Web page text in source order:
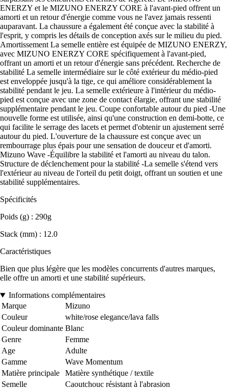
ENERZY et le MIZUNO ENERZY CORE à l'avant-pied offrent un
amorti et un retour d'énergie comme vous ne l'avez jamais ressenti
auparavant. La chaussure a également été conçue avec la stabilité à
l'esprit, y compris les détails de conception axés sur le milieu du pied.
Amortissement La semelle entière est équipée de MIZUNO ENERZY,
avec MIZUNO ENERZY CORE spécifiquement à l'avant-pied,
offrant un amorti et un retour d'énergie sans précédent. Recherche de
stabilité La semelle intermédiaire sur le côté extérieur du médio-pied
est enveloppée jusqu'à la tige, ce qui améliore considérablement la
stabilité pendant le jeu. La semelle extérieure à l'intérieur du médio-
pied est conçue avec une zone de contact élargie, offrant une stabilité
supplémentaire pendant le jeu. Coupe confortable autour du pied -Une
nouvelle forme est utilisée, ainsi qu'une construction en demi-botte, ce
qui facilite le serrage des lacets et permet d'obtenir un ajustement serré
autour du pied. L'ouverture de la chaussure est conçue avec un
rembourrage plus épais pour une sensation de douceur et d'amorti.
Mizuno Wave -Équilibre la stabilité et l'amorti au niveau du talon.
Structure de déclenchement pour la stabilité -La semelle s'étend vers
l'extérieur au niveau de l'orteil du petit doigt, offrant un soutien et une
stabilité supplémentaires.
Spécificités
Poids (g) : 290g
Stack (mm) : 12.0
Caractéristiques
Bien que plus légère que les modèles concurrents d'autres marques,
elle offre un amorti et une stabilité supérieurs.
Informations complémentaires
Marque
Mizuno
Couleur
white/rose elegance/lava falls
Couleur dominante Blanc
Genre
Femme
Age
Adulte
Gamme
Wave Momentum
Matière principale
Matière synthétique / textile
Semelle
Caoutchouc résistant à l'abrasion